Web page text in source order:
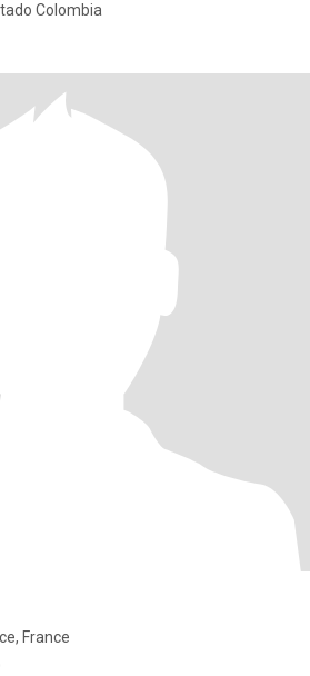
he visitado Colombia
France